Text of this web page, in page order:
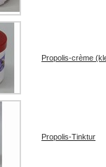
Propolis-crème
Propolis-Tinktur